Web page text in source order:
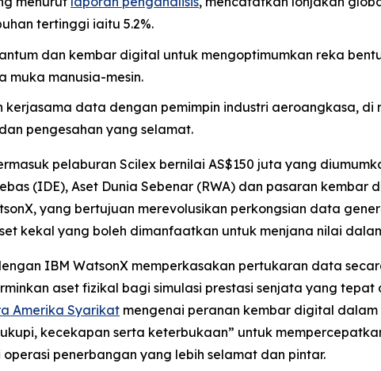
tertinggi iaitu 5.2%.
dan kembar digital untuk mengoptimumkan reka
muka manusia-mesin.
data dengan pemimpin industri aeroangkasa, di
pengesahan yang selamat.
pelaburan Scilex bernilai AS$150 juta yang
(IDE), Aset Dunia Sebenar (RWA) dan pasaran kembar
yang bertujuan merevolusikan perkongsian data
kekal yang boleh dimanfaatkan untuk menjana nilai
IBM WatsonX memperkasakan pertukaran data
aset fizikal bagi simulasi prestasi senjata yang tepat
Amerika Syarikat mengenai peranan kembar digital
kecekapan serta keterbukaan” untuk
penerbangan yang lebih selamat dan pintar.